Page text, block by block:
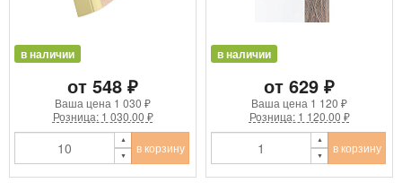
в наличии
от 548 ₽
Ваша цена 1 030 ₽
Розница: 1 030.00 ₽
в корзину
в наличии
от 629 ₽
Ваша цена 1 120 ₽
Розница: 1 120.00 ₽
в корзину